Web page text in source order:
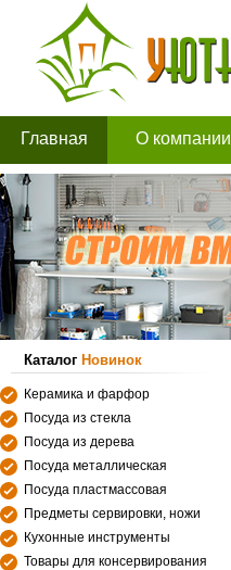
Главная О компании
Каталог Новинок
Керамика и фарфор
Посуда из стекла
Посуда из дерева
Посуда металлическая
Посуда пластмассовая
Предметы сервировки, ножи
Кухонные инструменты
Товары для консервирования